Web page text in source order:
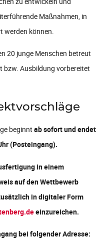
Maßnahmen, in
können.
20 junge Menschen betreut
bzw. Ausbildung vorbereitet
beginnt ab sofort und endet
(Posteingang).
in einem
auf den Wettbewerb
in digitaler Form
einzureichen.
bei folgender Adresse: